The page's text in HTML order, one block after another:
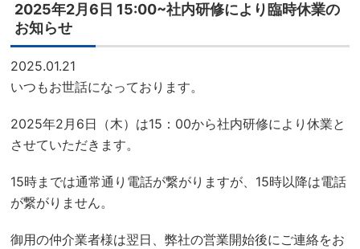
2025年2月6日 15:00~社内研修により臨時休業の
お知らせ
2025.01.21
いつもお世話になっております。
2025年2月6日（木）は15：00から社内研修により休業と
させていただきます。
15時までは通常通り電話が繋がりますが、15時以降は電話
が繋がりません。
御用の仲介業者様は翌日、弊社の営業開始後にご連絡をお